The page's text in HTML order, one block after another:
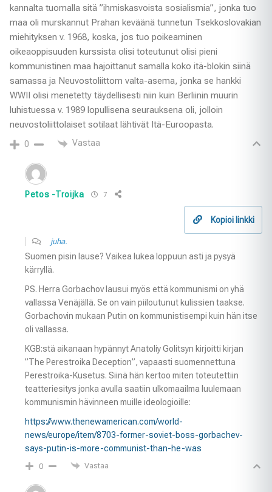
kannalta tuomalla sitä ”ihmiskasvoista sosialismia”, jonka tuo
maa oli murskannut Prahan keväänä tunnetun Tsekkoslovakian
miehityksen v. 1968, koska, jos tuo poikeaminen
oikeaoppisuuden kurssista olisi toteutunut olisi pieni
kommunistinen maa hajoittanut samalla koko itä-blokin siinä
samassa ja Neuvostoliittom valta-asema, jonka se hankki
WWII olisi menetetty täydellisesti niin kuin Berliinin muurin
luhistuessa v. 1989 lopullisena seurauksena oli, jolloin
neuvostoliittolaiset sotilaat lähtivät Itä-Euroopasta.
0 Vastaa
Petos -Troijka 7
Kopioi linkki
juha.
Suomen pisin lause? Vaikea lukea loppuun asti ja pysyä
kärryllä.
PS. Herra Gorbachov lausui myös että kommunismi on yhä
vallassa Venäjällä. Se on vain piiloutunut kulissien taakse.
Gorbachovin mukaan Putin on kommunistisempi kuin hän itse
oli vallassa.
KGB:stä aikanaan hypännyt Anatoliy Golitsyn kirjoitti kirjan
”The Perestroika Deception”, vapaasti suomennettuna
Perestroika-Kusetus. Siinä hän kertoo miten toteutettiin
teatteriesitys jonka avulla saatiin ulkomaailma luulemaan
kommunismin hävinneen muille ideologioille:
https://www.thenewamerican.com/world-
news/europe/item/8703-former-soviet-boss-gorbachev-
says-putin-is-more-communist-than-he-was
0 Vastaa